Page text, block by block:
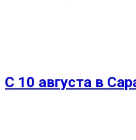
С 10 августа в